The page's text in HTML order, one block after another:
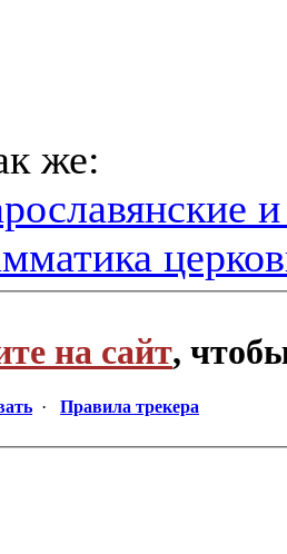
же:
на сайт,
· Правила трекера